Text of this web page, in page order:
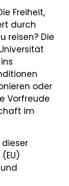
Freiheit,
durch
reisen? Die
oder
Vorfreude
im